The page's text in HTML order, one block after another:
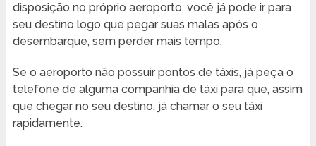
disposição no próprio aeroporto, você já pode ir para
seu destino logo que pegar suas malas após o
desembarque, sem perder mais tempo.
Se o aeroporto não possuir pontos de táxis, já peça o
telefone de alguma companhia de táxi para que, assim
que chegar no seu destino, já chamar o seu táxi
rapidamente.